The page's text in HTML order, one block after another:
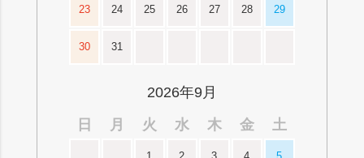
23 24 25 26 27 28 29
30 31
2026年9月
日
月 火 水 木 金 土